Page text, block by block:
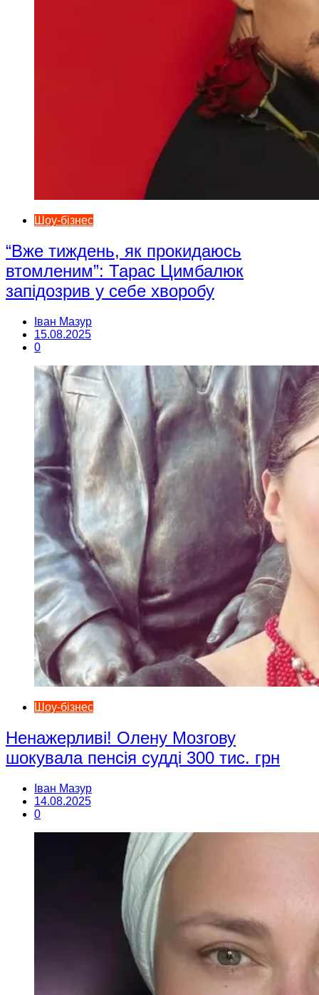
Шоу-бізнес
“Вже тиждень, як прокидаюсь
втомленим”: Тарас Цимбалюк
запідозрив у себе хворобу
Іван Мазур
15.08.2025
0
Шоу-бізнес
Ненажерливі! Олену Мозгову
шокувала пенсія судді 300 тис. грн
Іван Мазур
14.08.2025
0